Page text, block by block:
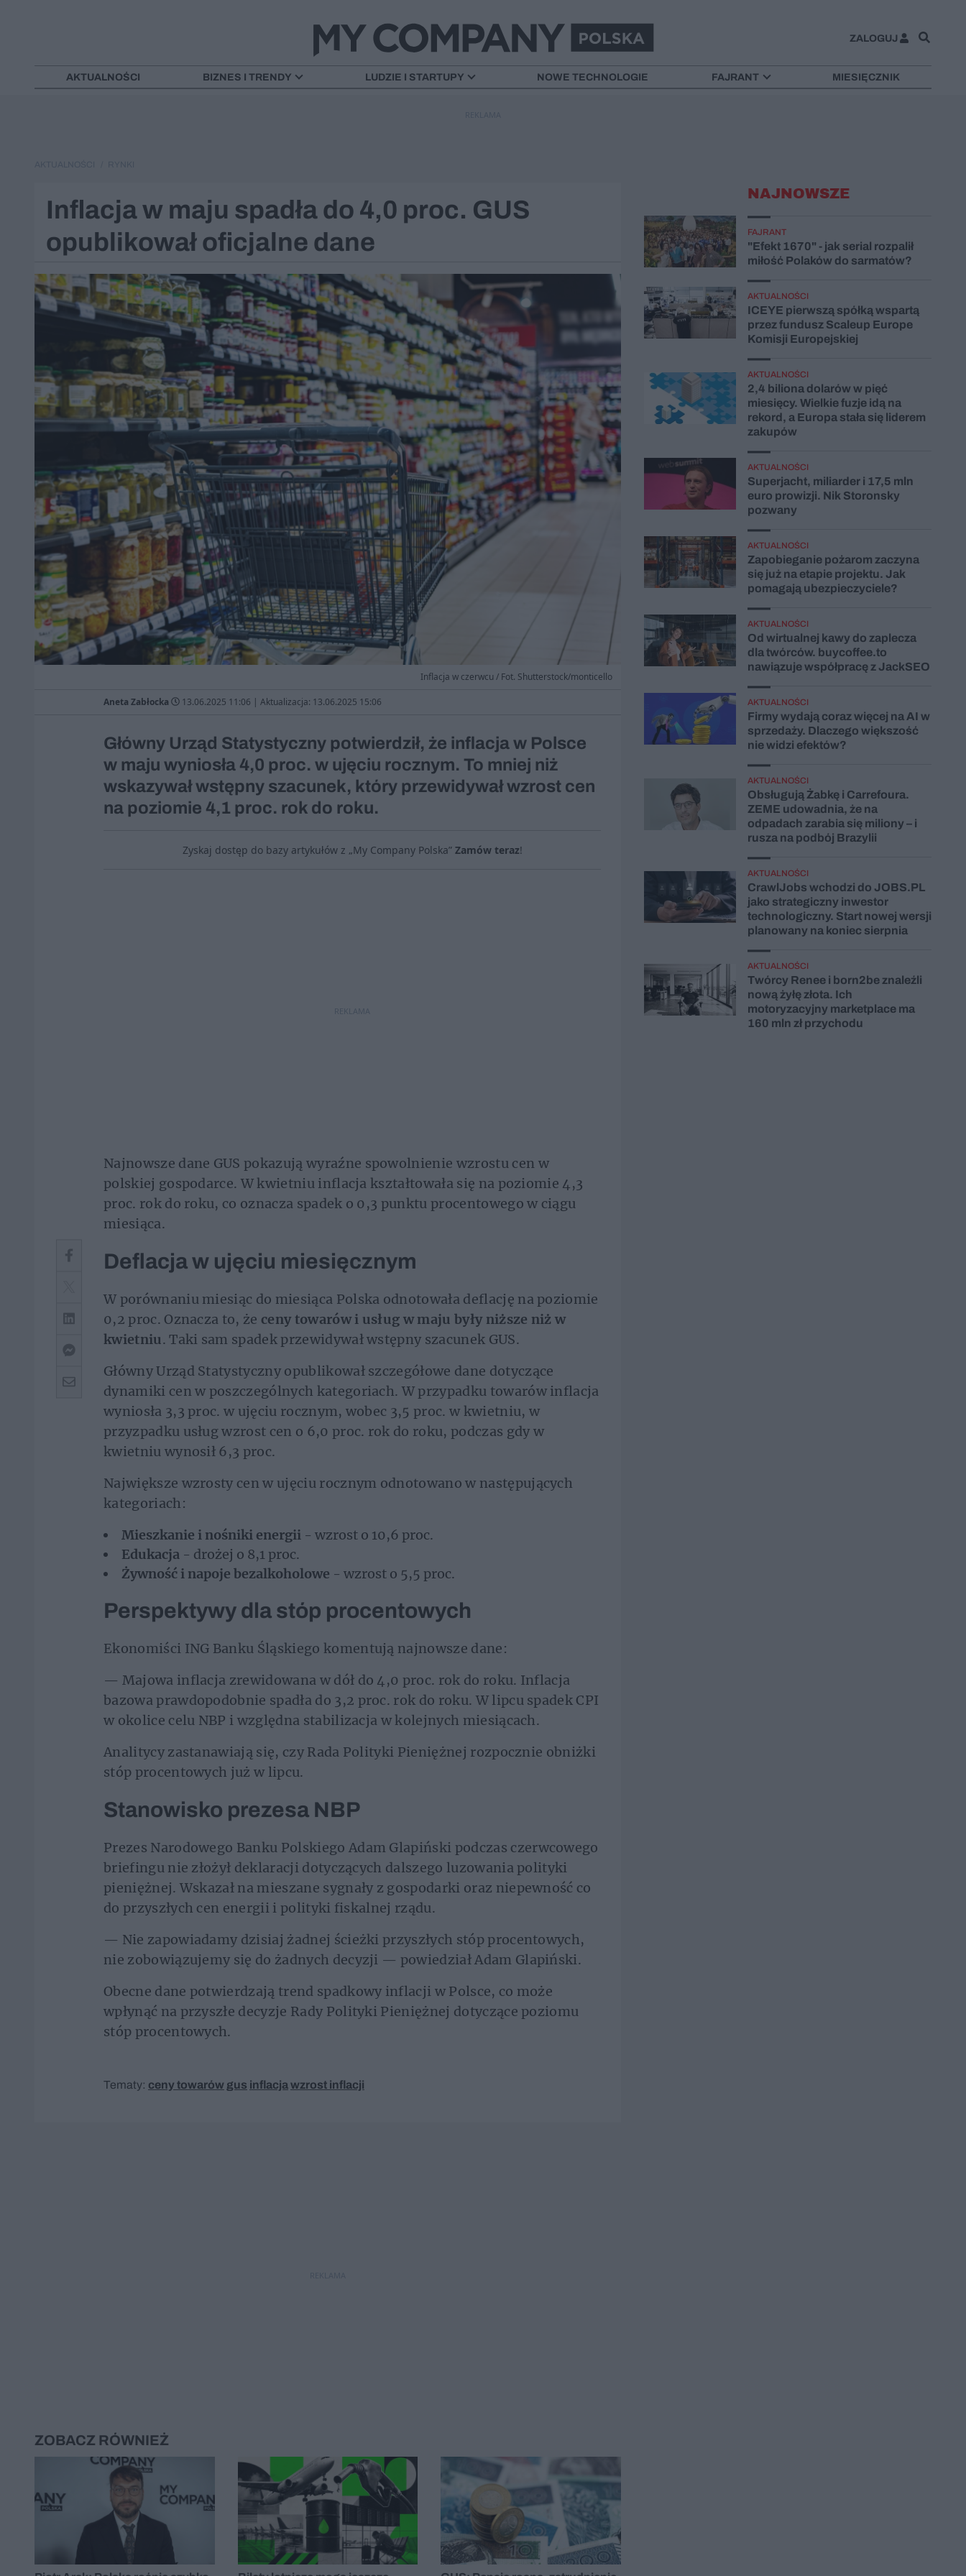
ZALOGUJ
AKTUALNOŚCI BIZNES I TRENDY LUDZIE I STARTUPY NOWE TECHNOLOGIE FAJRANT MIESIĘCZNIK
Inflacja w maju spadła do 4,0 proc. GUS
opublikował oficjalne dane
Inflacja w czerwcu / Fot. Shutterstock/monticello
Aneta Zabłocka 13.06.2025 11:06 | Aktualizacja: 13.06.2025 15:06
Główny Urząd Statystyczny potwierdził, że inflacja w Polsce
w maju wyniosła 4,0 proc. w ujęciu rocznym. To mniej niż
wskazywał wstępny szacunek, który przewidywał wzrost cen
na poziomie 4,1 proc. rok do roku.
Zyskaj dostęp do bazy artykułów z „My Company Polska” Zamów teraz!
REKLAMA
Najnowsze dane GUS pokazują wyraźne spowolnienie wzrostu cen w
polskiej gospodarce. W kwietniu inflacja kształtowała się na poziomie 4,3
proc. rok do roku, co oznacza spadek o 0,3 punktu procentowego w ciągu
miesiąca.
Deflacja w ujęciu miesięcznym
W porównaniu miesiąc do miesiąca Polska odnotowała deflację na poziomie
0,2 proc. Oznacza to, że ceny towarów i usług w maju były niższe niż w
kwietniu. Taki sam spadek przewidywał wstępny szacunek GUS.
Główny Urząd Statystyczny opublikował szczegółowe dane dotyczące
dynamiki cen w poszczególnych kategoriach. W przypadku towarów inflacja
wyniosła 3,3 proc. w ujęciu rocznym, wobec 3,5 proc. w kwietniu, w
przyzpadku usług wzrost cen o 6,0 proc. rok do roku, podczas gdy w
kwietniu wynosił 6,3 proc.
Największe wzrosty cen w ujęciu rocznym odnotowano w następujących
kategoriach:
Mieszkanie i nośniki energii - wzrost o 10,6 proc.
Edukacja - drożej o 8,1 proc.
Żywność i napoje bezalkoholowe - wzrost o 5,5 proc.
Perspektywy dla stóp procentowych
Ekonomiści ING Banku Śląskiego komentują najnowsze dane:
— Majowa inflacja zrewidowana w dół do 4,0 proc. rok do roku. Inflacja
bazowa prawdopodobnie spadła do 3,2 proc. rok do roku. W lipcu spadek CPI
w okolice celu NBP i względna stabilizacja w kolejnych miesiącach.
Analitycy zastanawiają się, czy Rada Polityki Pieniężnej rozpocznie obniżki
stóp procentowych już w lipcu.
Stanowisko prezesa NBP
Prezes Narodowego Banku Polskiego Adam Glapiński podczas czerwcowego
briefingu nie złożył deklaracji dotyczących dalszego luzowania polityki
pieniężnej. Wskazał na mieszane sygnały z gospodarki oraz niepewność co
do przyszłych cen energii i polityki fiskalnej rządu.
— Nie zapowiadamy dzisiaj żadnej ścieżki przyszłych stóp procentowych,
nie zobowiązujemy się do żadnych decyzji — powiedział Adam Glapiński.
Obecne dane potwierdzają trend spadkowy inflacji w Polsce, co może
wpłynąć na przyszłe decyzje Rady Polityki Pieniężnej dotyczące poziomu
stóp procentowych.
Tematy: ceny towarów gus inflacjawzrost inflacji
ZOBACZ RÓWNIEŻ
NAJNOWSZE
FAJRANT
"Efekt 1670" - jak serial rozpalił
miłość Polaków do sarmatów?
AKTUALNOŚCI
ICEYE pierwszą spółką wspartą
przez fundusz Scaleup Europe
Komisji Europejskiej
AKTUALNOŚCI
2,4 biliona dolarów w pięć
miesięcy. Wielkie fuzje idą na
rekord, a Europa stała się liderem
zakupów
AKTUALNOŚCI
Superjacht, miliarder i 17,5 mln
euro prowizji. Nik Storonsky
pozwany
AKTUALNOŚCI
Zapobieganie pożarom zaczyna
się już na etapie projektu. Jak
pomagają ubezpieczyciele?
AKTUALNOŚCI
Od wirtualnej kawy do zaplecza
dla twórców. buycoffee.to
nawiązuje współpracę z JackSEO
AKTUALNOŚCI
Firmy wydają coraz więcej na AI w
sprzedaży. Dlaczego większość
nie widzi efektów?
AKTUALNOŚCI
Obsługują Żabkę i Carrefoura.
ZEME udowadnia, że na
odpadach zarabia się miliony – i
rusza na podbój Brazylii
AKTUALNOŚCI
CrawlJobs wchodzi do JOBS.PL
jako strategiczny inwestor
technologiczny. Start nowej wersji
planowany na koniec sierpnia
AKTUALNOŚCI
Twórcy Renee i born2be znaleźli
nową żyłę złota. Ich
motoryzacyjny marketplace ma
160 mln zł przychodu